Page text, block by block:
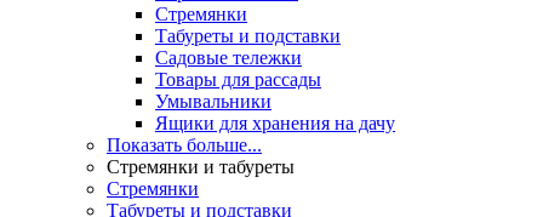
Стремянки
Табуреты и подставки
Садовые тележки
Товары для рассады
Умывальники
Ящики для хранения на дачу
Показать больше...
Стремянки и табуреты
Стремянки
Табуреты и подставки